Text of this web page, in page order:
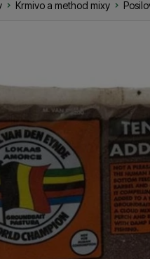
Krmivo a method mixy